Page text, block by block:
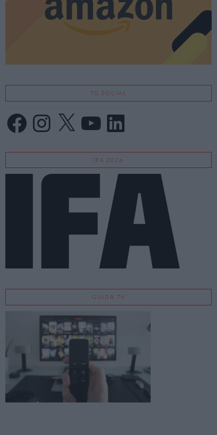
TG SOCIAL
FacebookInstagram
X LinkedIn
IFA 2026
GUIDA TV